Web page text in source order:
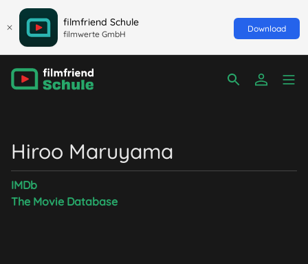
filmfriend Schule
filmwerte GmbH
Download
Hiroo Maruyama
IMDb
The Movie Database